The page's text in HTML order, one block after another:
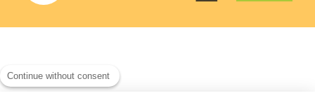
Continue without consent